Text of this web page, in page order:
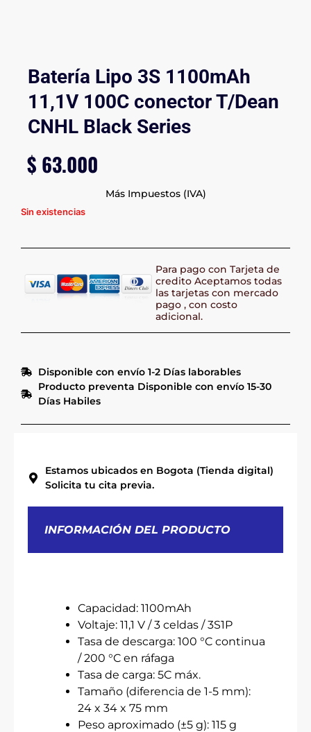
Batería Lipo 3S 1100mAh
11,1V 100C conector T/Dean
CNHL Black Series
$ 63.000
Más Impuestos (IVA)
Sin existencias
Para pago con Tarjeta de
credito Aceptamos todas
las tarjetas con mercado
pago , con costo
adicional.
Disponible con envío 1-2 Días laborables
Producto preventa Disponible con envío 15-30
Días Habiles
Estamos ubicados en Bogota (Tienda digital)
Solicita tu cita previa.
INFORMACIÓN DEL PRODUCTO
Capacidad: 1100mAh
Voltaje: 11,1 V / 3 celdas / 3S1P
Tasa de descarga: 100 °C continua
/ 200 °C en ráfaga
Tasa de carga: 5C máx.
Tamaño (diferencia de 1-5 mm):
24 x 34 x 75 mm
Peso aproximado (±5 g): 115 g